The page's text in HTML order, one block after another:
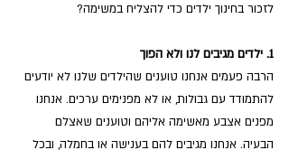
לזכור בחינוך ילדים כדי להצליח במשימה?
1. ילדים מגיבים לנו ולא הפוך
הרבה פעמים אנחנו טוענים שהילדים שלנו לא יודעים
להתמודד עם גבולות, או לא מפנימים ערכים. אנחנו
מפנים אצבע מאשימה אליהם וטוענים שאצלם
הבעיה. אנחנו מגיבים להם בענישה או בחמלה, ובכל